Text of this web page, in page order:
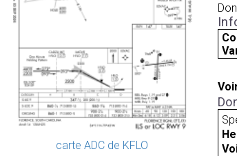
carte ADC de KFLO